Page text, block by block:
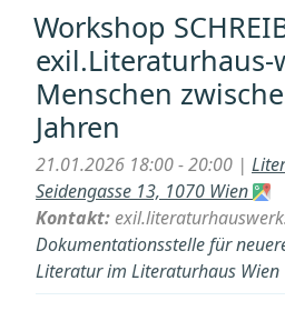
exil.Literaturhaus-
werkstatt
für
Menschen
zwischen
und
25
Jahren“
Workshop
Menschen
Jahren
21.01.2026 18:00 - 20:00 |
Seidengasse 13, 1070 Wien
Kontakt:
Dokumentationsstelle für
Literatur im Literaturhaus Wien